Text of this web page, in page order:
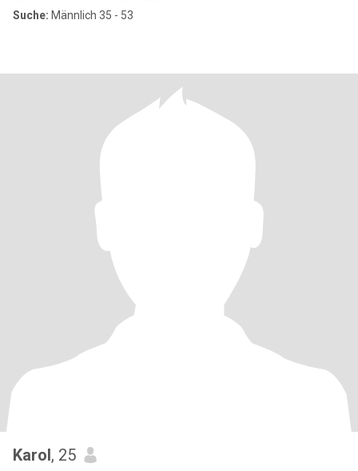
Suche: Männlich 35 - 53
Karol, 25